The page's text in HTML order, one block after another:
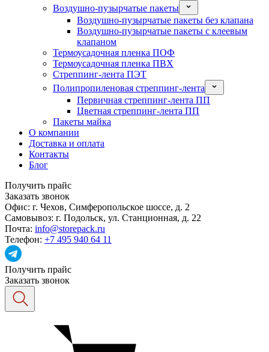
Воздушно-пузырчатые пакеты
Воздушно-пузырчатые пакеты без клапана
Воздушно-пузырчатые пакеты с клеевым
клапаном
Термоусадочная пленка ПОФ
Термоусадочная пленка ПВХ
Стреппинг-лента ПЭТ
Полипропиленовая стреппинг-лента
Первичная стреппинг-лента ПП
Цветная стреппинг-лента ПП
Пакеты майка
О компании
Доставка и оплата
Контакты
Блог
Получить прайс
Заказать звонок
Офис: г. Чехов, Симферопольское шоссе, д. 2
Самовывоз: г. Подольск, ул. Станционная, д. 22
Почта: info@storepack.ru
Телефон: +7 495 940 64 11
Получить прайс
Заказать звонок